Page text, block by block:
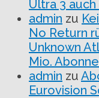
Ultra 3
admin zu
No Return
Unknown
Mio.
admin zu
Eurovision